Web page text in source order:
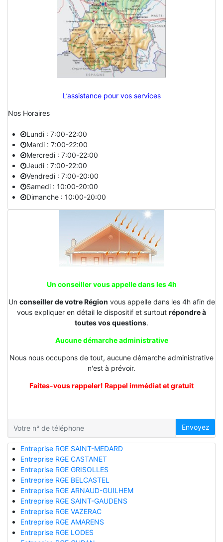
L’assistance pour vos services
Nos Horaires
Lundi : 7:00-22:00
Mardi : 7:00-22:00
Mercredi : 7:00-22:00
Jeudi : 7:00-22:00
Vendredi : 7:00-20:00
Samedi : 10:00-20:00
Dimanche : 10:00-20:00
Un conseiller vous appelle dans les 4h
Un conseiller de votre Région vous appelle dans les 4h afin de
vous expliquer en détail le dispositif et surtout répondre à
toutes vos questions.
Aucune démarche administrative
Nous nous occupons de tout, aucune démarche administrative
n'est à prévoir.
Faites-vous rappeler! Rappel immédiat et gratuit
Envoyez
Entreprise RGE SAINT-MEDARD
Entreprise RGE CASTANET
Entreprise RGE GRISOLLES
Entreprise RGE BELCASTEL
Entreprise RGE ARNAUD-GUILHEM
Entreprise RGE SAINT-GAUDENS
Entreprise RGE VAZERAC
Entreprise RGE AMARENS
Entreprise RGE LODES